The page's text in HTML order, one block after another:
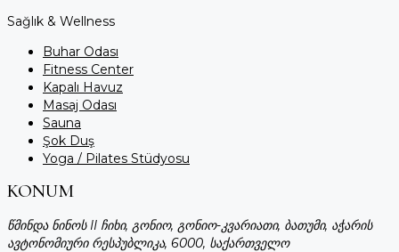
Sağlık & Wellness
Buhar Odası
Fitness Center
Kapalı Havuz
Masaj Odası
Sauna
Şok Duş
Yoga / Pilates Stüdyosu
KONUM
წმინდა ნინოს II ჩიხი, გონიო, გონიო-კვარიათი, ბათუმი, აჭარის
ავტონომიური რესპუბლიკა, 6000, საქართველო